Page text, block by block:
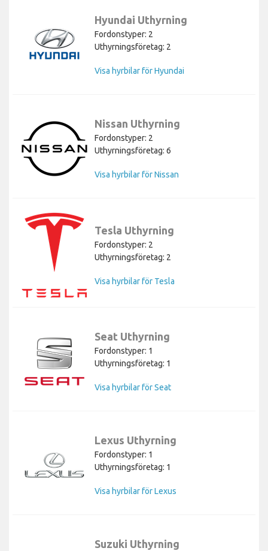
Hyundai Uthyrning
Fordonstyper: 2
Uthyrningsföretag: 2
Visa hyrbilar för Hyundai
Nissan Uthyrning
Fordonstyper: 2
Uthyrningsföretag: 6
Visa hyrbilar för Nissan
Tesla Uthyrning
Fordonstyper: 2
Uthyrningsföretag: 2
Visa hyrbilar för Tesla
Seat Uthyrning
Fordonstyper: 1
Uthyrningsföretag: 1
Visa hyrbilar för Seat
Lexus Uthyrning
Fordonstyper: 1
Uthyrningsföretag: 1
Visa hyrbilar för Lexus
Suzuki Uthyrning